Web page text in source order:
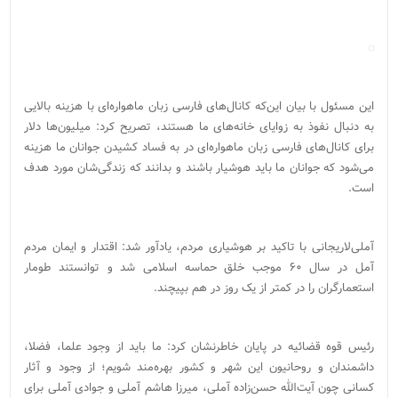
این مسئول با بیان این‌که کانال‌های فارسی زبان ماهواره‌ای با هزینه بالایی
به دنبال نفوذ به زوایای خانه‌های ما هستند، تصریح کرد: میلیون‌ها دلار
برای کانال‌های فارسی زبان ماهواره‌ای در به فساد کشیدن جوانان ما هزینه
می‌شود که جوانان ما باید هوشیار باشند و بدانند که زندگی‌شان مورد هدف
است.
آملی‌لاریجانی با تاکید بر هوشیاری مردم، یادآور شد: اقتدار و ایمان مردم
آمل در سال ۶۰ موجب خلق حماسه اسلامی شد و توانستند طومار
استعمارگران را در کمتر از یک روز در هم بپیچند.
رئیس قوه قضائیه در پایان خاطرنشان کرد: ما باید از وجود علما، فضلا،
داشمندان و روحانیون این شهر و کشور بهره‌مند شویم؛ از وجود و آثار
کسانی چون آیت‌الله حسن‌زاده آملی، میرزا هاشم آملی و جوادی آملی برای